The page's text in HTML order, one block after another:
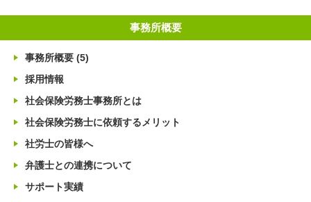
事務所概要
事務所概要 (5)
採用情報
社会保険労務士事務所とは
社会保険労務士に依頼するメリット
社労士の皆様へ
弁護士との連携について
サポート実績